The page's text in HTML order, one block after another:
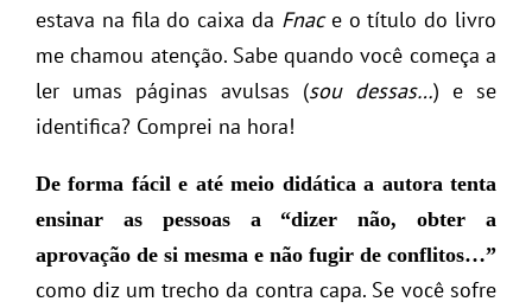
estava na fila do caixa da Fnace o título do livro
me chamou atenção. Sabe quando você começa a
ler umas páginas avulsas (sou dessas…) e se
identifica? Comprei na hora!
De forma fácil e até meio didática a autora tenta
ensinar as pessoas a “dizer não, obter a
aprovação de si mesma e não fugir de conflitos…”
como diz um trecho da contra capa. Se você sofre